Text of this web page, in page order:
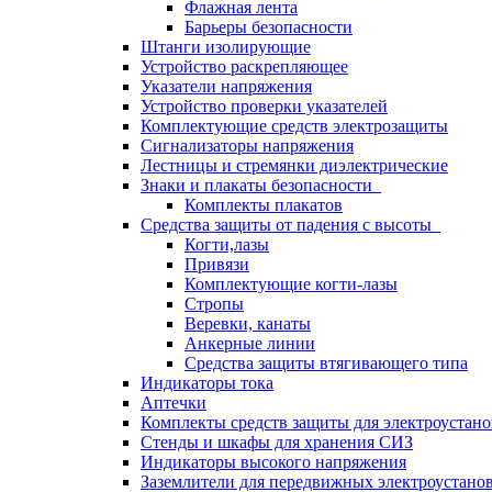
Флажная лента
Барьеры безопасности
Штанги изолирующие
Устройство раскрепляющее
Указатели напряжения
Устройство проверки указателей
Комплектующие средств электрозащиты
Сигнализаторы напряжения
Лестницы и стремянки диэлектрические
Знаки и плакаты безопасности
Комплекты плакатов
Средства защиты от падения с высоты
Когти,лазы
Привязи
Комплектующие когти-лазы
Стропы
Веревки, канаты
Анкерные линии
Средства защиты втягивающего типа
Индикаторы тока
Аптечки
Комплекты средств защиты для
Стенды и шкафы для хранения СИЗ
Индикаторы высокого напряжения
Заземлители для передвижных